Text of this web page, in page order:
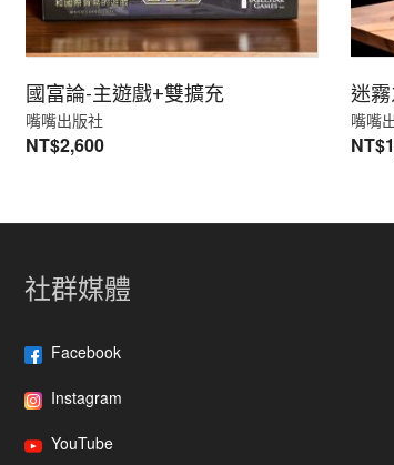
國富論-主遊戲+雙擴充
嘴嘴出版社
NT$2,600
迷
嘴嘴
NT$
社群媒體
Facebook
Instagram
YouTube